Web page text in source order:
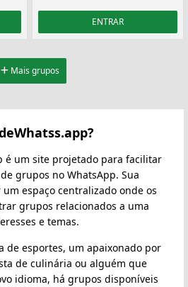
ENTRAR
Mais grupos
é um site projetado para facilitar
grupos no WhatsApp. Sua
espaço centralizado onde os
grupos relacionados a uma
e temas.
de esportes, um apaixonado por
de culinária ou alguém que
idioma, há grupos disponíveis